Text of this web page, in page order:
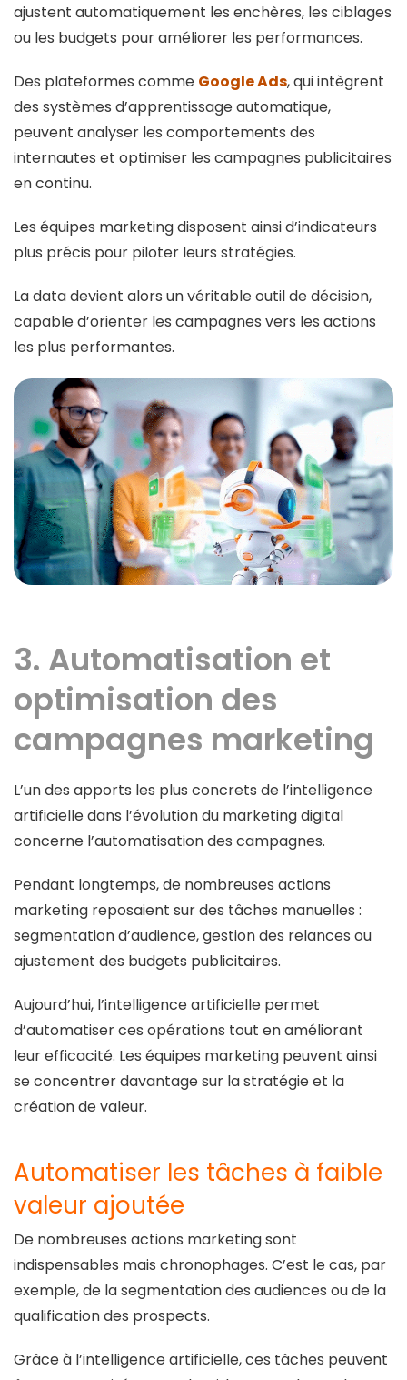
ajustent automatiquement les enchères, les ciblages
ou les budgets pour améliorer les performances.
Des plateformes comme Google Ads, qui intègrent
des systèmes d’apprentissage automatique,
peuvent analyser les comportements des
internautes et optimiser les campagnes publicitaires
en continu.
Les équipes marketing disposent ainsi d’indicateurs
plus précis pour piloter leurs stratégies.
La data devient alors un véritable outil de décision,
capable d’orienter les campagnes vers les actions
les plus performantes.
3. Automatisation et
optimisation des
campagnes marketing
L’un des apports les plus concrets de l’intelligence
artificielle dans l’évolution du marketing digital
concerne l’automatisation des campagnes.
Pendant longtemps, de nombreuses actions
marketing reposaient sur des tâches manuelles :
segmentation d’audience, gestion des relances ou
ajustement des budgets publicitaires.
Aujourd’hui, l’intelligence artificielle permet
d’automatiser ces opérations tout en améliorant
leur efficacité. Les équipes marketing peuvent ainsi
se concentrer davantage sur la stratégie et la
création de valeur.
Automatiser les tâches à faible
valeur ajoutée
De nombreuses actions marketing sont
indispensables mais chronophages. C’est le cas, par
exemple, de la segmentation des audiences ou de la
qualification des prospects.
Grâce à l’intelligence artificielle, ces tâches peuvent